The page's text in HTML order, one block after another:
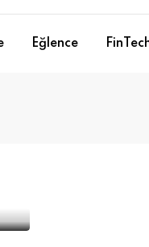
Eğlence